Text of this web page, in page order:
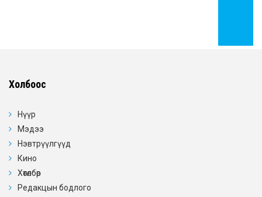
Холбоос
Нүүр
Мэдээ
Нэвтрүүлгүүд
Кино
Хөтөлбөр
Редакцын бодлого